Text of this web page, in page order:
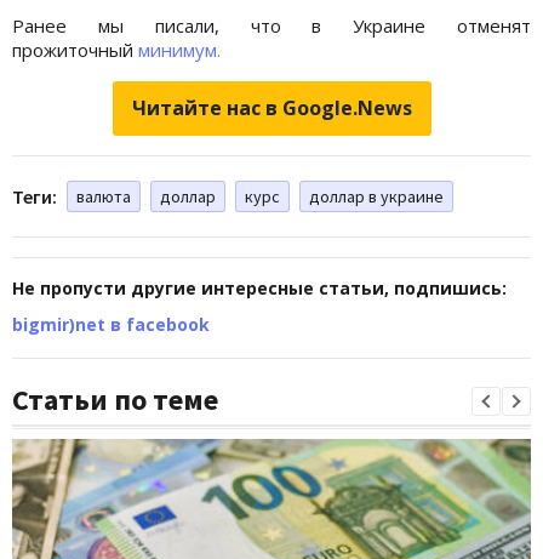
Ранее мы писали, что в Украине отменят
прожиточный минимум.
Читайте нас в Google.News
Теги: валюта доллар курс доллар в украине
Не пропусти другие интересные статьи, подпишись:
bigmir)net в facebook
Статьи по теме